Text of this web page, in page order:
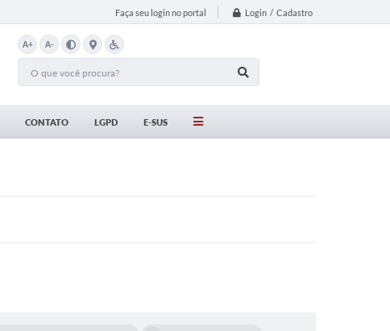
Faça seu login no portal Login / Cadastro
A+ A-
CONTATO LGPD E-SUS